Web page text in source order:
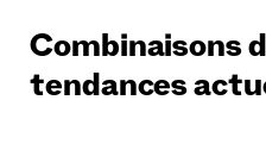
Combinaisons
tendances